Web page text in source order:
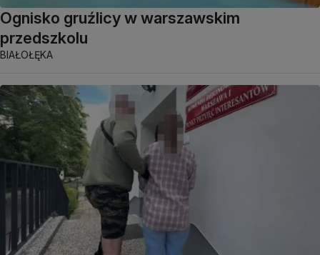
Ognisko gruźlicy w warszawskim
przedszkolu
BIAŁOŁĘKA